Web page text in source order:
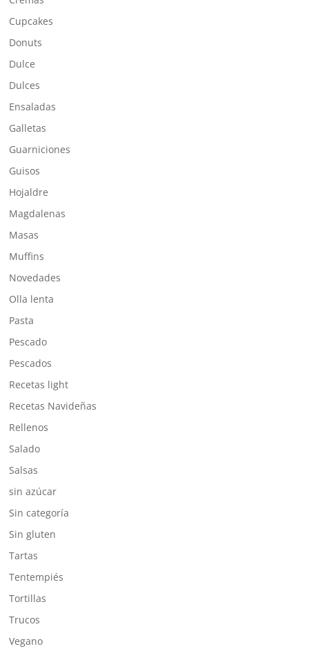
Cupcakes
Donuts
Dulce
Dulces
Ensaladas
Galletas
Guarniciones
Guisos
Hojaldre
Magdalenas
Masas
Muffins
Novedades
Olla lenta
Pasta
Pescado
Pescados
Recetas light
Recetas Navideñas
Rellenos
Salado
Salsas
sin azúcar
Sin categoría
Sin gluten
Tartas
Tentempiés
Tortillas
Trucos
Vegano